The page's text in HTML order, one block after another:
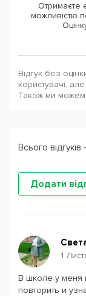
Отримаєте
можливістю
Відгук без
користувачі,
Також ми
Всього
Додати
1
В школе у меня
повторить и